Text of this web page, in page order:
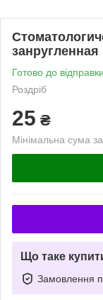
Готово до відправки
Роздріб
25 ₴
Мінімальна сума
Що таке
Замовлення